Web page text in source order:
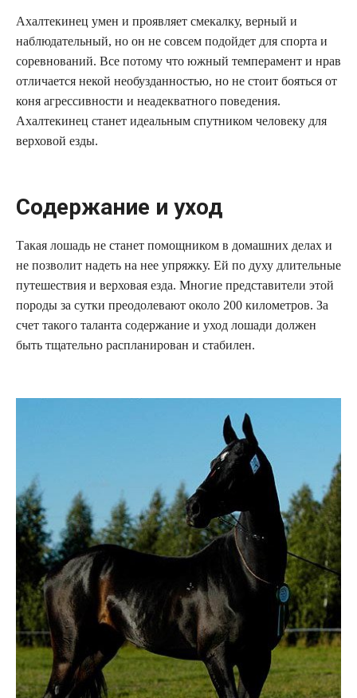
Ахалтекинец умен и проявляет смекалку, верный и
наблюдательный, но он не совсем подойдет для спорта и
соревнований. Все потому что южный темперамент и нрав
отличается некой необузданностью, но не стоит бояться от
коня агрессивности и неадекватного поведения.
Ахалтекинец станет идеальным спутником человеку для
верховой езды.
Содержание и уход
Такая лошадь не станет помощником в домашних делах и
не позволит надеть на нее упряжку. Ей по духу длительные
путешествия и верховая езда. Многие представители этой
породы за сутки преодолевают около 200 километров. За
счет такого таланта содержание и уход лошади должен
быть тщательно распланирован и стабилен.